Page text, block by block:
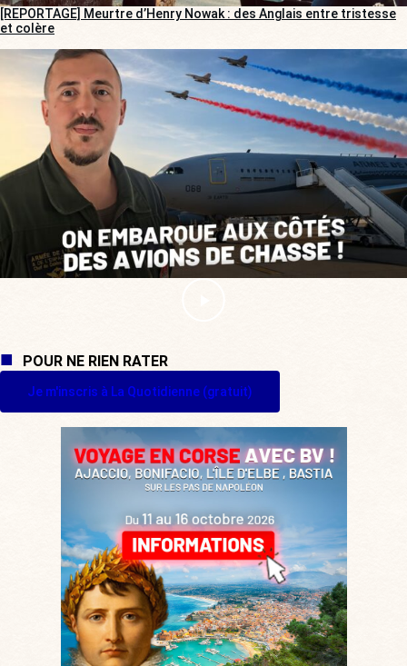
[REPORTAGE] Meurtre d’Henry Nowak : des Anglais entre tristesse
et colère
POUR NE RIEN RATER
Je m'inscris à La Quotidienne (gratuit)